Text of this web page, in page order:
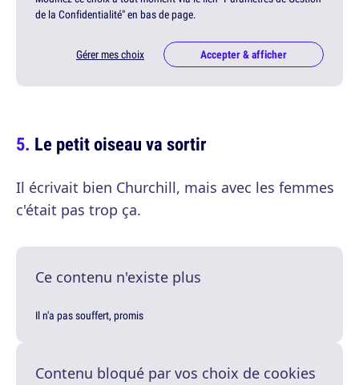
de la Confidentialité" en bas de page.
Gérer mes choix Accepter & afficher
Le petit oiseau va sortir
Il écrivait bien Churchill, mais avec les femmes
c'était pas trop ça.
Ce contenu n'existe plus
Il n'a pas souffert, promis
Contenu bloqué par vos choix de cookies